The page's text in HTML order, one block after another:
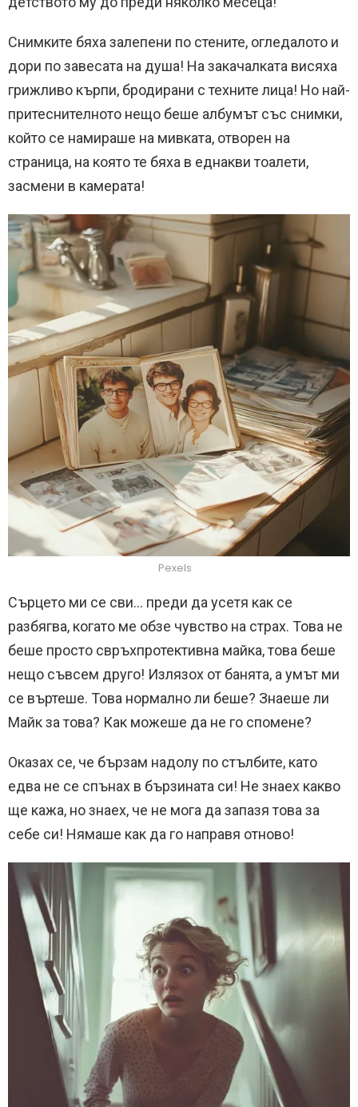
Снимките бяха залепени по стените, огледалото и
дори по завесата на душа! На закачалката висяха
грижливо кърпи, бродирани с техните лица! Но най-
притеснителното нещо беше албумът със снимки,
който се намираше на мивката, отворен на
страница, на която те бяха в еднакви тоалети,
засмени в камерата!
Pexels
Сърцето ми се сви… преди да усетя как се
разбягва, когато ме обзе чувство на страх. Това не
беше просто свръхпротективна майка, това беше
нещо съвсем друго! Излязох от банята, а умът ми
се въртеше. Това нормално ли беше? Знаеше ли
Майк за това? Как можеше да не го спомене?
Оказах се, че бързам надолу по стълбите, като
едва не се спънах в бързината си! Не знаех какво
ще кажа, но знаех, че не мога да запазя това за
себе си! Нямаше как да го направя отново!